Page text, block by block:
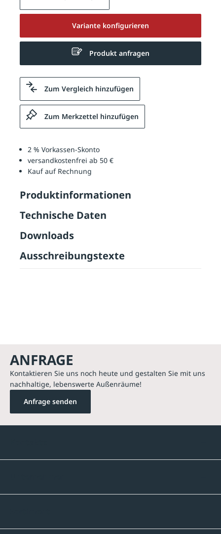
Variante konfigurieren
Produkt anfragen
Zum Vergleich hinzufügen
Zum Merkzettel hinzufügen
2 % Vorkassen-Skonto
versandkostenfrei ab 50 €
Kauf auf Rechnung
Produktinformationen
Technische Daten
Downloads
Ausschreibungstexte
ANFRAGE
Kontaktieren Sie uns noch heute und gestalten Sie mit uns
nachhaltige, lebenswerte Außenräume!
Anfrage senden